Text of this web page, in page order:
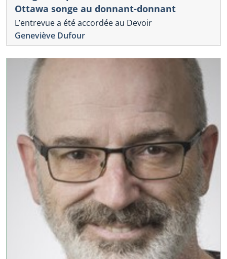
Ottawa songe au donnant-donnant
L’entrevue a été accordée au Devoir
Geneviève Dufour